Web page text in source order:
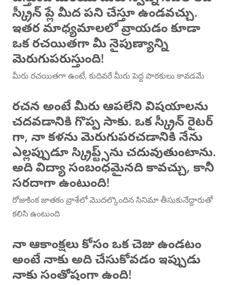
స్క్రీన్ ప్లే మీద పని చేస్తూ ఉండవచ్చు.
ఇతర మాధ్యమాలలో వ్రాయడం కూడా
ఒక రచయితగా మీ నైపుణ్యాన్ని
మెరుగుపరుస్తుంది!
మీరు రచయితగా ఉంటే, కుదివరే మీరు పెద్ద పాఠకులు కావడమే
రచన అంటే మీరు ఆపలేని విషయాలను
చదవడానికి గొప్ప సాకు. ఒక స్క్రీన్ రైటర్
గా, నా కళను మెరుగుపరచడానికి నేను
ఎల్లప్పుడూ స్క్రిప్ట్స్‌ను చదువుతుంటాను.
అది విద్యా సంబంధమైనది కావచ్చు, కానీ
సరదాగా ఉంటుంది!
రోజుకింక జాతకం వ్రాశేలో మొదల్కొందిన సినిమా తీసుకునేద్దారుతో
కలిసి ఉంటుంది
నా ఆకాంక్షలు కోసం ఒక చెజు ఉండటం
అంటే నాకు అది చేసుకోవడం ఇప్పుడు
నాకు సంతోషంగా ఉంది!